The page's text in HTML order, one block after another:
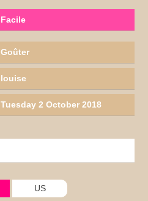
Facile
Goûter
louise
Tuesday 2 October 2018
US